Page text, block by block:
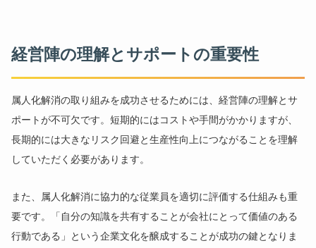
経営陣の理解とサポートの重要性
属人化解消の取り組みを成功させるためには、経営陣の理解とサ
ポートが不可欠です。短期的にはコストや手間がかかりますが、
長期的には大きなリスク回避と生産性向上につながることを理解
していただく必要があります。
また、属人化解消に協力的な従業員を適切に評価する仕組みも重
要です。「自分の知識を共有することが会社にとって価値のある
行動である」という企業文化を醸成することが成功の鍵となりま